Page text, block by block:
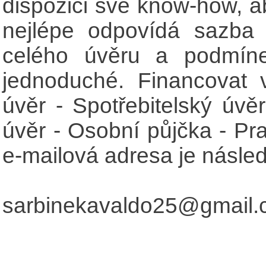
dispozici své know-how,
nejlépe odpovídá
celého úvěru a
jednoduché.
úvěr - Spotřebitelský
úvěr - Osobní půjčka -
e-mailová adresa je